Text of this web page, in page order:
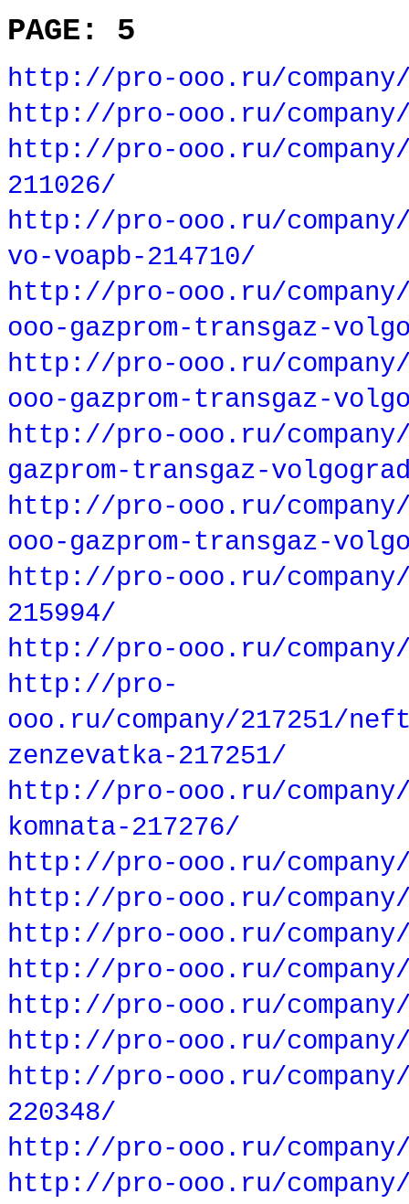
PAGE: 5
http://pro-ooo.ru/company/
http://pro-ooo.ru/
http://pro-ooo.ru/
211026/
http://pro-ooo.ru/
vo-voapb-214710/
http://pro-ooo.ru/
ooo-gazprom-transgaz-
http://pro-ooo.ru/
ooo-gazprom-transgaz-
http://pro-ooo.ru/
gazprom-transgaz-
http://pro-ooo.ru/
ooo-gazprom-transgaz-
http://pro-ooo.ru/
215994/
http://pro-ooo.ru/company/
http://pro-
ooo.ru/company/217251/
zenzevatka-217251/
http://pro-ooo.ru/
komnata-217276/
http://pro-ooo.ru/company/
http://pro-ooo.ru/
http://pro-ooo.ru/
http://pro-ooo.ru/
http://pro-ooo.ru/company/
http://pro-ooo.ru/
http://pro-ooo.ru/
220348/
http://pro-ooo.ru/
http://pro-ooo.ru/